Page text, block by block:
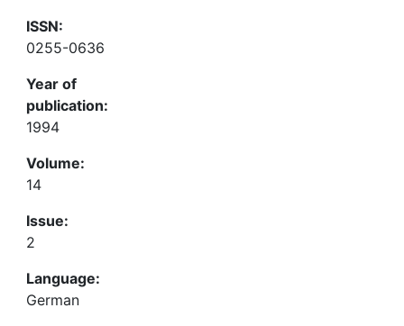
ISSN:
0255-0636
Year of
publication:
1994
Volume:
14
Issue:
2
Language:
German